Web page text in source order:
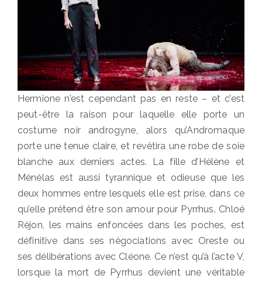
Hermione n’est cependant pas en reste – et c’est
peut-être la raison pour laquelle elle porte un
costume noir androgyne, alors qu’Andromaque
porte une tenue claire, et revêtira une robe de soie
blanche aux derniers actes. La fille d’Hélène et
Ménélas est aussi tyrannique et odieuse que les
deux hommes entre lesquels elle est prise, dans ce
qu’elle prétend être son amour pour Pyrrhus. Chloé
Réjon, les mains enfoncées dans les poches, est
définitive dans ses négociations avec Oreste ou
ses délibérations avec Cléone. Ce n’est qu’à l’acte V,
lorsque la mort de Pyrrhus devient une véritable